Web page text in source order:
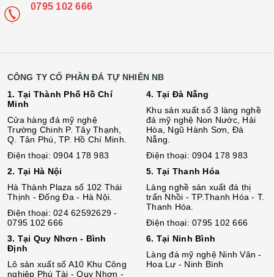
0795 102 666
CÔNG TY CỔ PHẦN ĐÁ TỰ NHIÊN NB
1. Tại Thành Phố Hồ Chí
Minh
Cửa hàng đá mỹ nghệ
Trường Chinh P. Tây Thạnh,
Q. Tân Phú, TP. Hồ Chí Minh.
Điện thoại: 0904 178 983
2. Tại Hà Nội
Hà Thành Plaza số 102 Thái
Thịnh - Đống Đa - Hà Nội.
Điện thoại: 024 62592629 -
0795 102 666
3. Tại Quy Nhơn - Bình
Định
Lô sản xuất số A10 Khu Công
nghiệp Phú Tài - Quy Nhơn -
4. Tại Đà Nẵng
Khu sản xuất số 3 làng nghề
đá mỹ nghệ Non Nước, Hải
Hòa, Ngũ Hành Sơn, Đà
Nẵng.
Điện thoại: 0904 178 983
5. Tại Thanh Hóa
Làng nghề sản xuất đá thị
trấn Nhồi - TP.Thanh Hóa - T.
Thanh Hóa.
Điện thoại: 0795 102 666
6. Tại Ninh Bình
Làng đá mỹ nghệ Ninh Vân -
Hoa Lư - Ninh Bình